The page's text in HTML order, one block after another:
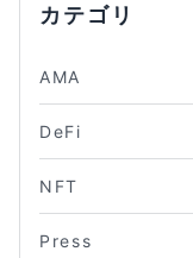
カテゴリ
AMA
DeFi
NFT
Press